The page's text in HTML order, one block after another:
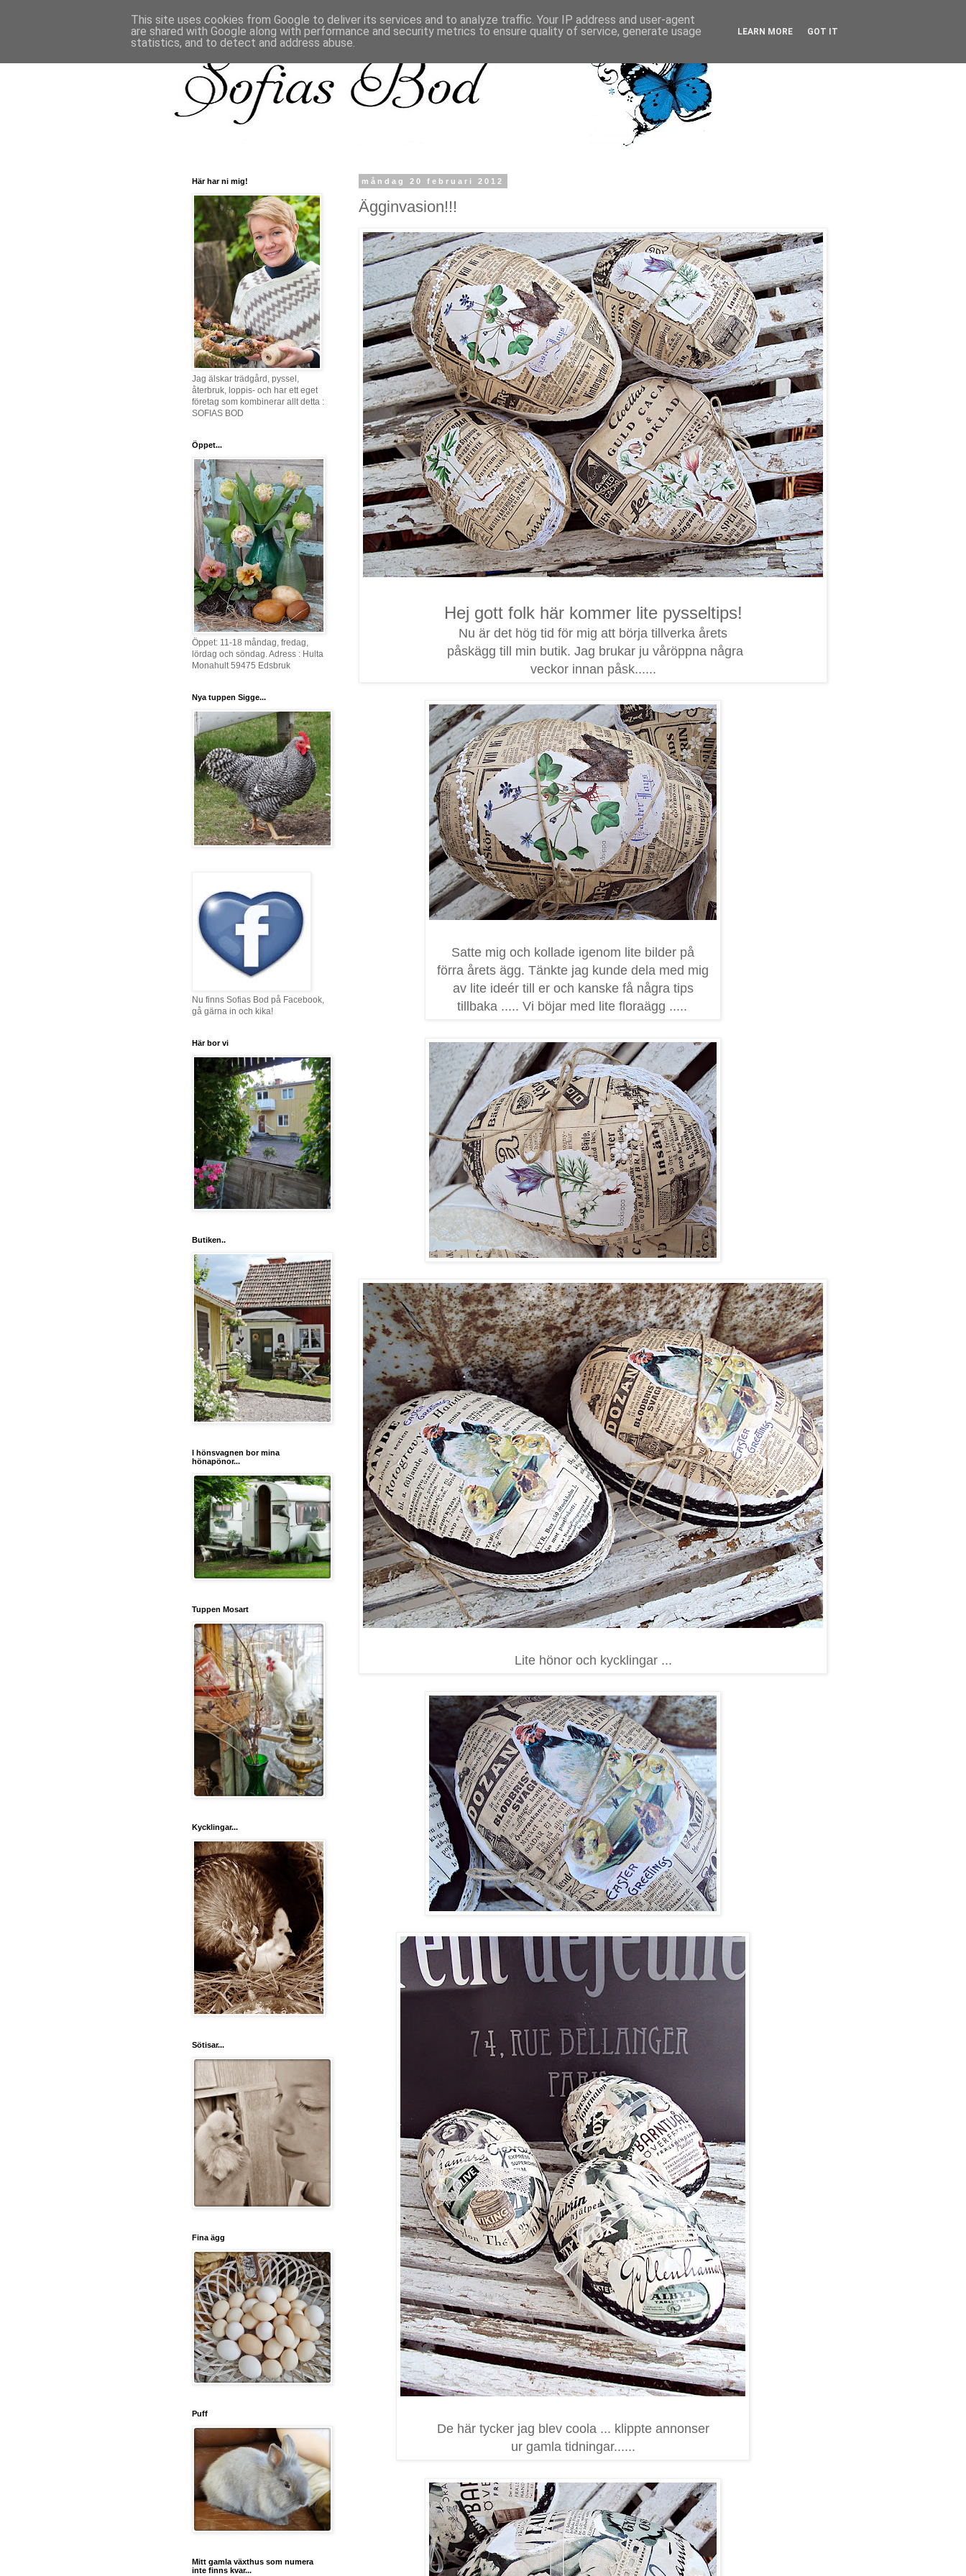
måndag 20 februari 2012
Ägginvasion!!!
Hej gott folk här kommer lite pysseltips!
Nu är det hög tid för mig att börja tillverka årets
påskägg till min butik. Jag brukar ju våröppna några
veckor innan påsk......
Satte mig och kollade igenom lite bilder på
förra årets ägg. Tänkte jag kunde dela med mig
av lite ideér till er och kanske få några tips
tillbaka ..... Vi böjar med lite floraägg .....
Lite hönor och kycklingar ...
De här tycker jag blev coola ... klippte annonser
ur gamla tidningar......
Här har ni mig!
Jag älskar trädgård, pyssel,
återbruk, loppis- och har ett eget
företag som kombinerar allt detta :
SOFIAS BOD
Öppet...
Öppet: 11-18 måndag, fredag,
lördag och söndag. Adress : Hulta
Monahult 59475 Edsbruk
Nya tuppen Sigge...
Nu finns Sofias Bod på Facebook,
gå gärna in och kika!
Här bor vi
Butiken..
I hönsvagnen bor mina
hönapönor...
Tuppen Mosart
Kycklingar...
Sötisar...
Fina ägg
Puff
Mitt gamla växthus som numera
inte finns kvar...
This site uses cookies from Google to deliver its services and to analyze traffic. Your IP address and user-agent
are shared with Google along with performance and security metrics to ensure quality of service, generate usage
statistics, and to detect and address abuse.
LEARN MORE GOT IT